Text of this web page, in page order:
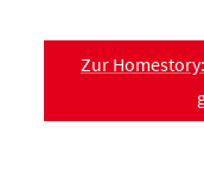
Zur